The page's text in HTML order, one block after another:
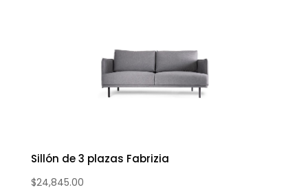
Sillón de 3 plazas Fabrizia
$24,845.00